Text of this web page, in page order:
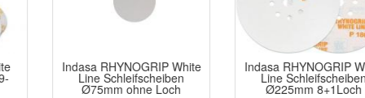
Indasa RHYNOGRIP White
Line Schleifscheiben
Ø75mm ohne Loch
Indasa RHYNOGRIP White
Line Schleifscheiben
Ø225mm 8+1Loch